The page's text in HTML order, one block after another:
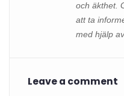
och äkthet.
att ta
med hjälp
Leave a comment